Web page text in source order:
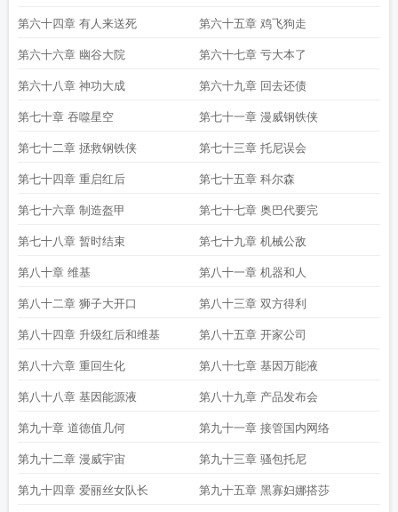
第六十四章 有人来送死 第六十五章 鸡飞狗走
第六十六章 幽谷大院 第六十七章 亏大本了
第六十八章 神功大成 第六十九章 回去还债
第七十章 吞噬星空 第七十一章 漫威钢铁侠
第七十二章 拯救钢铁侠 第七十三章 托尼误会
第七十四章 重启红后 第七十五章 科尔森
第七十六章 制造盔甲 第七十七章 奥巴代要完
第七十八章 暂时结束 第七十九章 机械公敌
第八十章 维基 第八十一章 机器和人
第八十二章 狮子大开口 第八十三章 双方得利
第八十四章 升级红后和维基 第八十五章 开家公司
第八十六章 重回生化 第八十七章 基因万能液
第八十八章 基因能源液 第八十九章 产品发布会
第九十章 道德值几何 第九十一章 接管国内网络
第九十二章 漫威宇宙 第九十三章 骚包托尼
第九十四章 爱丽丝女队长 第九十五章 黑寡妇娜搭莎